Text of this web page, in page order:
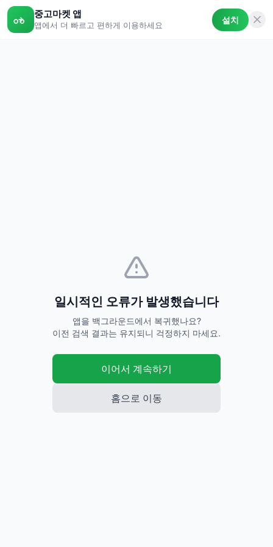
중고마켓 앱
앱에서 더 빠르고 편하게 이용하세요 설치
일시적인 오류가 발생했습니다
앱을 백그라운드에서 복귀했나요?
이전 검색 결과는 유지되니 걱정하지 마세요.
이어서 계속하기
홈으로 이동